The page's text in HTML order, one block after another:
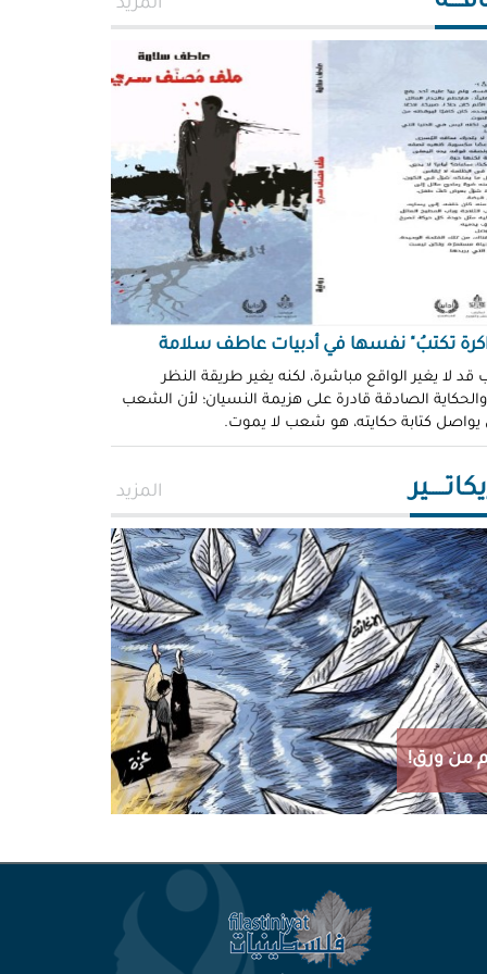
المزيد
تكتبُ" نفسها في أدبيات عاطف سلامة
قد لا يغير الواقع مباشرة، لكنه يغير طريقة النظر
والحكاية الصادقة قادرة على هزيمة النسيان؛ لأن الشعب
يواصل كتابة حكايته، هو شعب لا يموت.
المزيد
من ورق!